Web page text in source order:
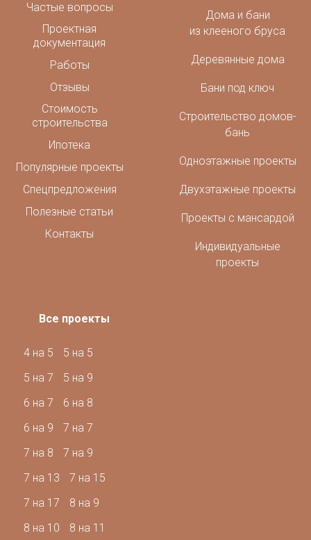
Дома и бани
из клееного бруса
Деревянные дома
Бани под ключ
Строительство домов-
бань
Одноэтажные проекты
Двухэтажные проекты
Проекты с мансардой
Индивидуальные
проекты
Частые вопросы
Проектная
документация
Работы
Отзывы
Стоимость
строительства
Ипотека
Популярные проекты
Спецпредложения
Полезные статьи
Контакты
Все проекты
4 на 5
5 на 5
5 на 7
5 на 9
6 на 7
6 на 8
6 на 9
7 на 7
7 на 8
7 на 9
7 на 13
7 на 15
7 на 17
8 на 9
8 на 10
8 на 11